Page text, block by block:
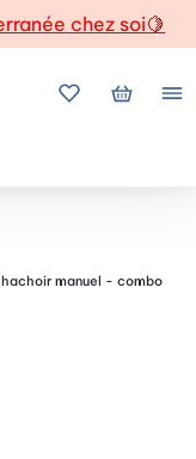
chez soi🍋
Mes favoris
Mon
manuel - combo